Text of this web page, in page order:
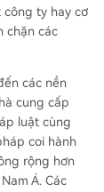
cu
cụ hữu
cho tội
công ty hay cơ
chặn các
các nền
cung cấp
luật cùng
coi hành
rộng hơn
Á. Các